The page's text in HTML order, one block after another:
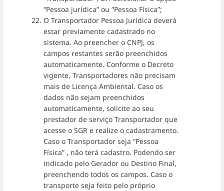
“Pessoa jurídica” ou “Pessoa Física”;
O Transportador Pessoa Jurídica deverá
estar previamente cadastrado no
sistema. Ao preencher o CNPJ, os
campos restantes serão preenchidos
automaticamente. Conforme o Decreto
vigente, Transportadores não precisam
mais de Licença Ambiental. Caso os
dados não sejam preenchidos
automaticamente, solicite ao seu
prestador de serviço Transportador que
acesse o SGR e realize o cadastramento.
Caso o Transportador seja “Pessoa
Física” , não terá cadastro. Podendo ser
indicado pelo Gerador ou Destino Final,
preenchendo todos os campos. Caso o
transporte seja feito pelo próprio